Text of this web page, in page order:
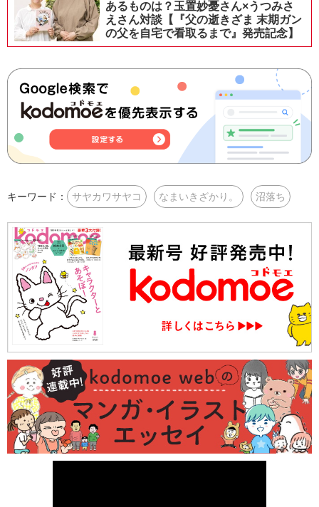
あるものは？玉置妙憂さん×うつみさ
えさん対談【『父の逝きざま 末期ガン
の父を自宅で看取るまで』発売記念】
キーワード： サヤカワサヤコ なまいきざかり。 沼落ち